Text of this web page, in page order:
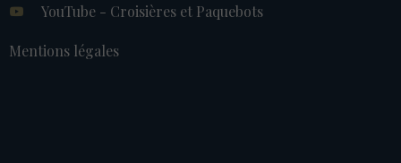
YouTube - Croisières et Paquebots
Mentions légales